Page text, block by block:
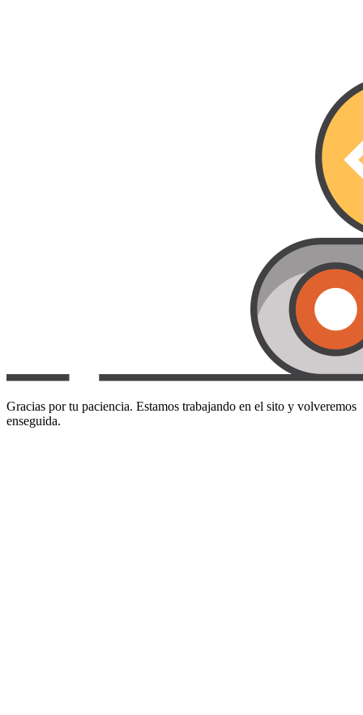
Gracias por tu paciencia. Estamos trabajando en el sito y volveremos
enseguida.